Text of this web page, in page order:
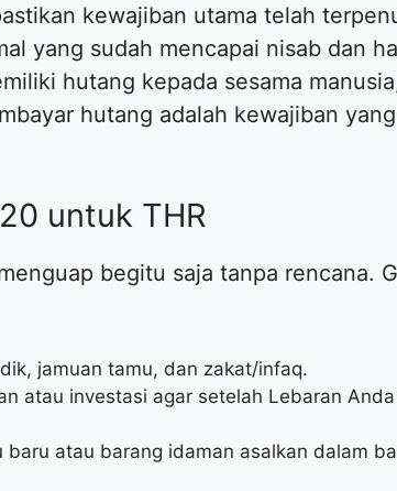
kewajiban utama telah
yang sudah mencapai nisab dan
hutang kepada sesama
hutang adalah kewajiban
untuk THR
begitu saja tanpa rencana.
jamuan tamu, dan zakat/infaq.
atau investasi agar setelah Lebaran
atau barang idaman asalkan dalam